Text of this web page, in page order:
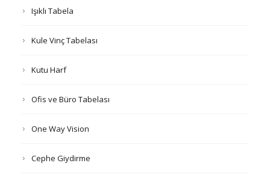
Işıklı Tabela
Kule Vinç Tabelası
Kutu Harf
Ofis ve Büro Tabelası
One Way Vision
Cephe Giydirme